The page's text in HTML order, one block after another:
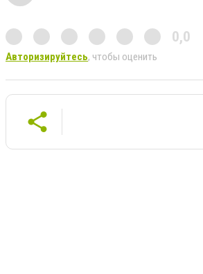
0,0
Авторизируйтесь, чтобы оценить